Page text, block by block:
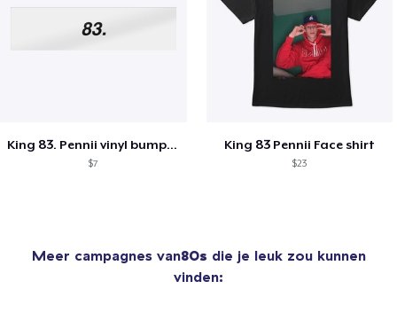
King 83. Pennii vinyl bumper sticker
$7
King 83 Pennii Face shirt
$23
Meer campagnes van80s die je leuk zou kunnen
vinden: